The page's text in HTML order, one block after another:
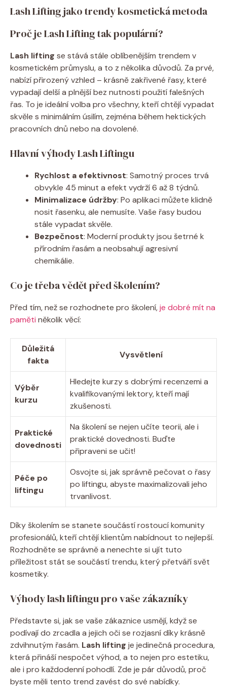
Lash Lifting jako trendy kosmetická metoda
Proč je Lash Lifting tak populární?
Lash lifting se stává stále oblíbenějším trendem v
kosmetickém průmyslu, a to z několika důvodů. Za prvé,
nabízí přirozený vzhled – krásně zakřivené řasy, které
vypadají delší a plnější bez nutnosti použití falešných
řas. To je ideální volba pro všechny, kteří chtějí vypadat
skvěle s minimálním úsilím, zejména během hektických
pracovních dnů nebo na dovolené.
Hlavní výhody Lash Liftingu
Rychlost a efektivnost: Samotný proces trvá
obvykle 45 minut a efekt vydrží 6 až 8 týdnů.
Minimalizace údržby: Po aplikaci můžete klidně
nosit řasenku, ale nemusíte. Vaše řasy budou
stále vypadat skvěle.
Bezpečnost: Moderní produkty jsou šetrné k
přírodním řasám a neobsahují agresivní
chemikálie.
Co je třeba vědět před školením?
Před tím, než se rozhodnete pro školení,je dobré mít na
paměti několik věcí:
Důležitá
fakta
Vysvětlení
Výběr
kurzu
Hledejte kurzy s dobrými recenzemi a
kvalifikovanými lektory, kteří mají
zkušenosti.
Praktické
dovednosti
Na školení se nejen učíte teorii, ale i
praktické dovednosti. Buďte
připraveni se učit!
Péče po
liftingu
Osvojte si, jak správně pečovat o řasy
po liftingu, abyste maximalizovali jeho
trvanlivost.
Díky školením se stanete součástí rostoucí komunity
profesionálů, kteří chtějí klientům nabídnout to nejlepší.
Rozhodněte se správně a nenechte si ujít tuto
příležitost stát se součástí trendu, který přetváří svět
kosmetiky.
Výhody lash liftingu pro vaše zákazníky
Představte si, jak se vaše zákaznice usmějí, když se
podívají do zrcadla a jejich oči se rozjasní díky krásně
zdvihnutým řasám. Lash lifting je jedinečná procedura,
která přináší nespočet výhod, a to nejen pro estetiku,
ale i pro každodenní pohodlí. Zde je pár důvodů, proč
byste měli tento trend zavést do své nabídky.